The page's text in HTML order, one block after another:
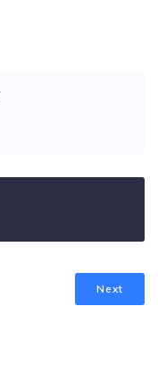
Next